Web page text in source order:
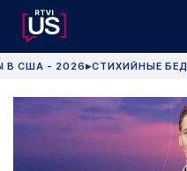
В США - 2026 ▶СТИХИЙНЫЕ